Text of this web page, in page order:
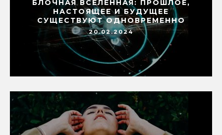
БЛОЧНАЯ ВСЕЛЕННАЯ: ПРОШЛОЕ,
НАСТОЯЩЕЕ И БУДУЩЕЕ
СУЩЕСТВУЮТ ОДНОВРЕМЕННО
20.02.2024